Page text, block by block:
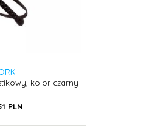
kolor czarny
PLN